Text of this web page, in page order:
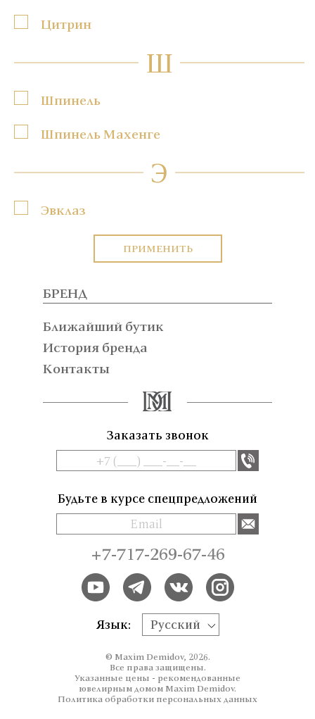
Цитрин
Ш
Шпинель
Шпинель Махенге
Э
Эвклаз
ПРИМЕНИТЬ
БРЕНД
Ближайший бутик
История бренда
Контакты
Заказать звонок
Будьте в курсе спецпредложений
+7-717-269-67-46
Язык: Русский
© Maxim Demidov, 2026.
Все права защищены.
Указанные цены - рекомендованные
ювелирным домом Maxim Demidov.
Политика обработки персональных данных